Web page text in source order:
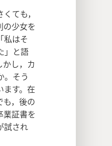
ても，
の少女を
私はそ
」と語
し，カ
。そう
ます。在
も，後の
業証書を
試され